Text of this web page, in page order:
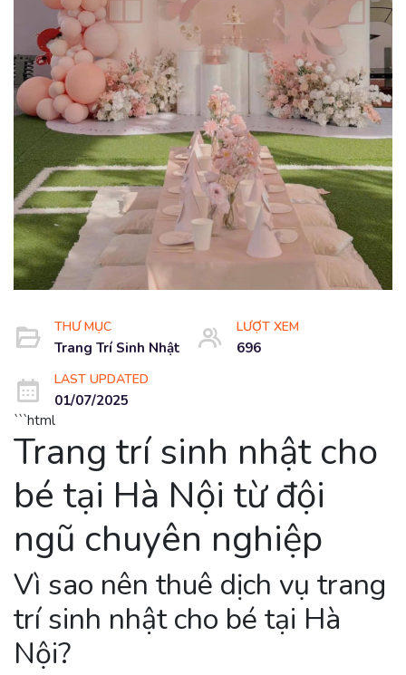
THƯ MỤC
Trang Trí Sinh Nhật
LƯỢT XEM
696
LAST UPDATED
01/07/2025
```html
Trang trí sinh nhật cho
bé tại Hà Nội từ đội
ngũ chuyên nghiệp
Vì sao nên thuê dịch vụ trang
trí sinh nhật cho bé tại Hà
Nội?